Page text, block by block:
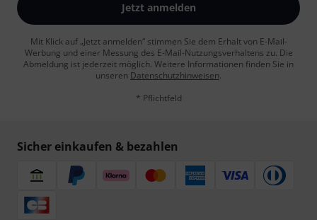
Jetzt anmelden
Mit Klick auf „Jetzt anmelden“ stimmen Sie dem Erhalt von E-Mail-
Werbung und einer Messung des E-Mail-Nutzungsverhaltens zu. Die
Abmeldung ist jederzeit möglich. Weitere Informationen finden Sie in
unseren Datenschutzhinweisen.
* Pflichtfeld
Sicher einkaufen & bezahlen